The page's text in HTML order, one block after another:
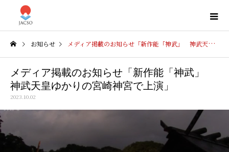
お知らせ メディア掲載のお知らせ「新作能「神武」 神武天皇ゆかりの宮崎神宮で上演」
メディア掲載のお知らせ「新作能「神武」
神武天皇ゆかりの宮崎神宮で上演」
2023.10.02